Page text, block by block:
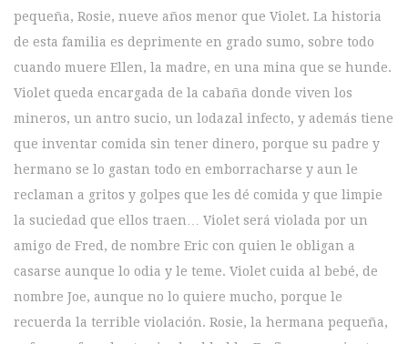
pequeña, Rosie, nueve años menor que Violet. La historia
de esta familia es deprimente en grado sumo, sobre todo
cuando muere Ellen, la madre, en una mina que se hunde.
Violet queda encargada de la cabaña donde viven los
mineros, un antro sucio, un lodazal infecto, y además tiene
que inventar comida sin tener dinero, porque su padre y
hermano se lo gastan todo en emborracharse y aun le
reclaman a gritos y golpes que les dé comida y que limpie
la suciedad que ellos traen… Violet será violada por un
amigo de Fred, de nombre Eric con quien le obligan a
casarse aunque lo odia y le teme. Violet cuida al bebé, de
nombre Joe, aunque no lo quiere mucho, porque le
recuerda la terrible violación. Rosie, la hermana pequeña,